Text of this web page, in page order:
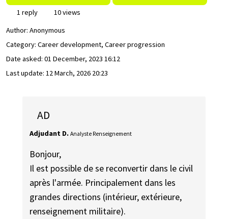
1 reply
10 views
Author: Anonymous
Category: Career development, Career progression
Date asked: 01 December, 2023 16:12
Last update: 12 March, 2026 20:23
AD
Adjudant D. Analyste Renseignement
Bonjour,
Il est possible de se reconvertir dans le civil
après l'armée. Principalement dans les
grandes directions (intérieur, extérieure,
renseignement militaire).